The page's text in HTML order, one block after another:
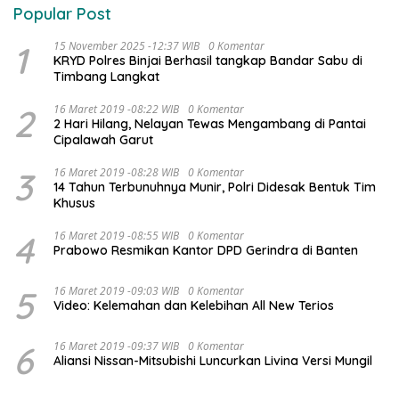
Popular Post
1 15 November 2025 -12:37 WIB 0 Komentar
KRYD Polres Binjai Berhasil tangkap Bandar Sabu di
Timbang Langkat
2 16 Maret 2019 -08:22 WIB 0 Komentar
2 Hari Hilang, Nelayan Tewas Mengambang di Pantai
Cipalawah Garut
3 16 Maret 2019 -08:28 WIB 0 Komentar
14 Tahun Terbunuhnya Munir, Polri Didesak Bentuk Tim
Khusus
4 16 Maret 2019 -08:55 WIB 0 Komentar
Prabowo Resmikan Kantor DPD Gerindra di Banten
5 16 Maret 2019 -09:03 WIB 0 Komentar
Video: Kelemahan dan Kelebihan All New Terios
6 16 Maret 2019 -09:37 WIB 0 Komentar
Aliansi Nissan-Mitsubishi Luncurkan Livina Versi Mungil